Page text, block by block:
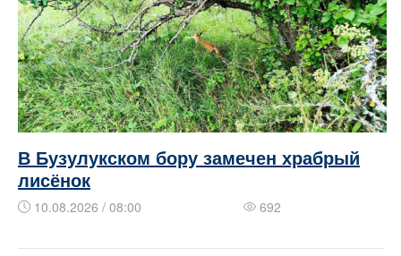
В Бузулукском бору замечен храбрый
лисёнок
10.08.2026 / 08:00 692